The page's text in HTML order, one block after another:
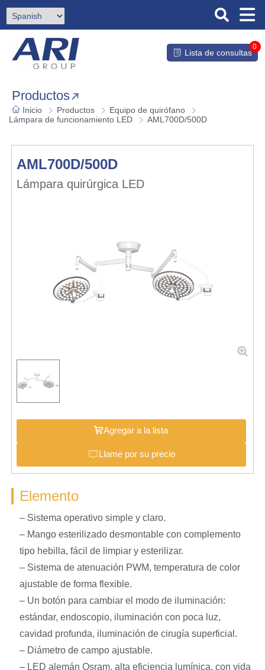
Lista de consultas
0
Productos
Inicio Productos
Equipo de quirófano
Lámpara de funcionamiento LED
AML700D/500D
AML700D/500D
Lámpara quirúrgica LED
Agregar a la lista
Llame por su precio
Elemento
– Sistema operativo simple y claro.
– Mango esterilizado desmontable con complemento
tipo hebilla, fácil de limpiar y esterilizar.
– Sistema de atenuación PWM, temperatura de color
ajustable de forma flexible.
– Un botón para cambiar el modo de iluminación:
estándar, endoscopio, iluminación con poca luz,
cavidad profunda, iluminación de cirugía superficial.
– Diámetro de campo ajustable.
– LED alemán Osram, alta eficiencia lumínica, con vida